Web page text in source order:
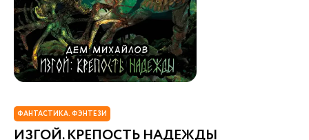
ФАНТАСТИКА. ФЭНТЕЗИ
ИЗГОЙ. КРЕПОСТЬ НАДЕЖДЫ